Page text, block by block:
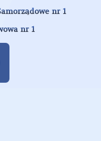
nr 1
nr 1